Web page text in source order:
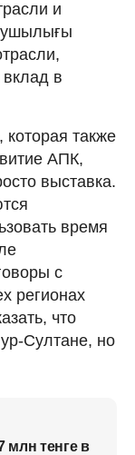
и
в
также
АПК,
выставка.
время
с
регионах
что
Султане, но
млн тенге в